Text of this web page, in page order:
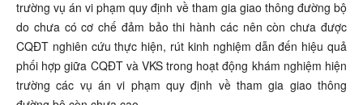
trường vụ án vi phạm quy định về tham gia giao thông đường bộ
do chưa có cơ chế đảm bảo thi hành các nên còn chưa được
CQĐT nghiên cứu thực hiện, rút kinh nghiệm dẫn đến hiệu quả
phối hợp giữa CQĐT và VKS trong hoạt động khám nghiệm hiện
trường các vụ án vi phạm quy định về tham gia giao thông